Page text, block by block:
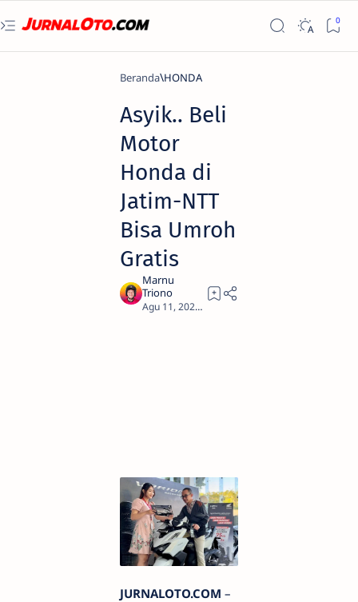
Beranda HONDA
Asyik.. Beli
Motor
Honda di
Jatim-NTT
Bisa Umroh
Gratis
JURNALOTO.COM –